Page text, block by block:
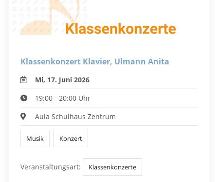
Klassenkonzert Klavier, Ulmann Anita
Mi, 17. Juni 2026
19:00 - 20:00 Uhr
Aula Schulhaus Zentrum
Musik Konzert
Veranstaltungsart: Klassenkonzerte